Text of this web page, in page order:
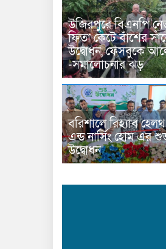
উজিরপুরে বিএনপি
ফিতা কেটে বাঁশের
উদ্বোধন, ফেসবুকে
-সমালোচনার ঝড়
বরিশালে রিহ্যাব
এন্ড নার্সিং হোম এর
উদ্বোধন